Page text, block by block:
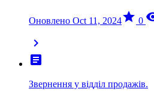
Оновлено Oct 11, 2024star 0
chevron_right
article
Звернення у відділ продажів.